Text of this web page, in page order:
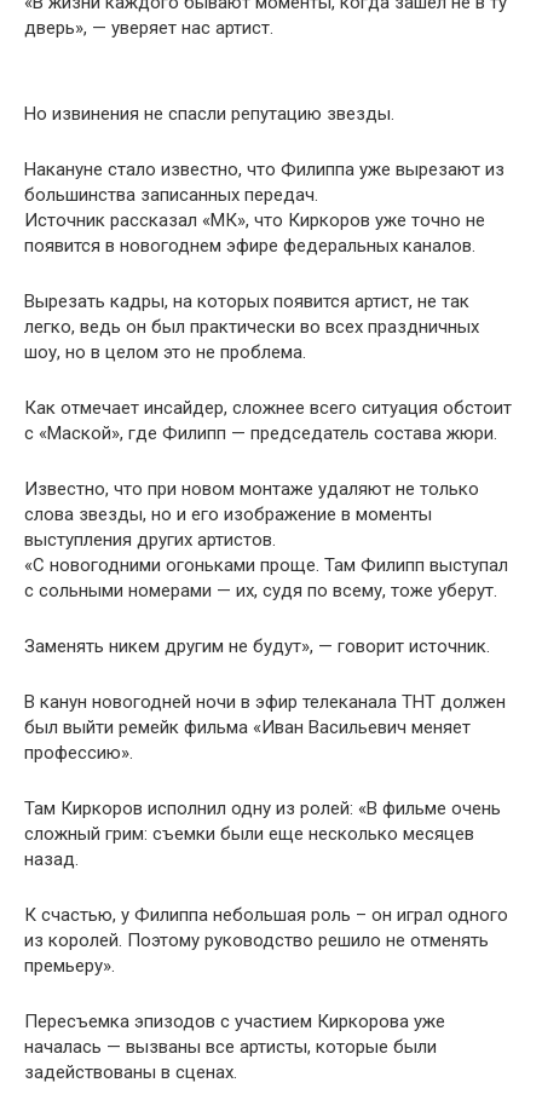
дверь», — уверяет нас артист.
Но извинения не спасли репутацию звезды.
Накануне стало известно, что Филиппа уже вырезают из
большинства записанных передач.
Источник рассказал «МК», что Киркоров уже точно не
появится в новогоднем эфире федеральных каналов.
Вырезать кадры, на которых появится артист, не так
легко, ведь он был практически во всех праздничных
шоу, но в целом это не проблема.
Как отмечает инсайдер, сложнее всего ситуация обстоит
с «Маской», где Филипп — председатель состава жюри.
Известно, что при новом монтаже удаляют не только
слова звезды, но и его изображение в моменты
выступления других артистов.
«С новогодними огоньками проще. Там Филипп выступал
с сольными номерами — их, судя по всему, тоже уберут.
Заменять никем другим не будут», — говорит источник.
В канун новогодней ночи в эфир телеканала ТНТ должен
был выйти ремейк фильма «Иван Васильевич меняет
профессию».
Там Киркоров исполнил одну из ролей: «В фильме очень
сложный грим: съемки были еще несколько месяцев
назад.
К счастью, у Филиппа небольшая роль – он играл одного
из королей. Поэтому руководство решило не отменять
премьеру».
Пересъемка эпизодов с участием Киркорова уже
началась — вызваны все артисты, которые были
задействованы в сценах.